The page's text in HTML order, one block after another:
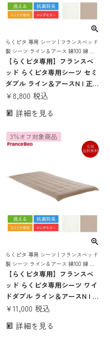
らくピタ 専用 シーツ | フランスベッド
製 シーツ ライン＆アース 綿100 綿 コ
ットン おしゃれ らくぴた 抗菌 防臭 洗
える
【らくピタ専用】フランスベ
ッド らくピタ専用シーツ セミ
ダブル ライン＆アースN | 正規
品 フランスベッド製 らくピタ
ラクピタ 洗える オシャレ おし
ズ
¥8,800 税込
詳細を見る
らくピタ 専用 シーツ | フランスベッド
製 シーツ ライン＆アース 綿100 綿 コ
ットン おしゃれ らくぴた 抗菌 防臭 洗
える
【らくピタ専用】フランスベ
ッド らくピタ専用シーツ ワイ
ドダブル ライン＆アースN | 正
規品 フランスベッド製 らくピ
た ラクピタ 洗える オシャレ
3％オフ対象商品
¥11,000 税込
詳細を見る